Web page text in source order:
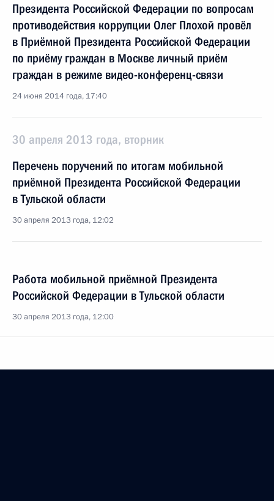
Президента Российской Федерации по вопросам
противодействия коррупции Олег Плохой провёл
в Приёмной Президента Российской Федерации
по приёму граждан в Москве личный приём
граждан в режиме видео-конференц-связи
24 июня 2014 года, 17:40
30 апреля 2013 года, вторник
Перечень поручений по итогам мобильной
приёмной Президента Российской Федерации
в Тульской области
30 апреля 2013 года, 12:02
Работа мобильной приёмной Президента
Российской Федерации в Тульской области
30 апреля 2013 года, 12:00